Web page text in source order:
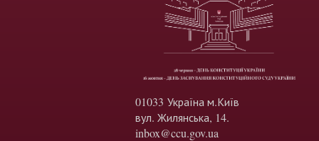
01033 Україна м.Київ
вул. Жилянська, 14.
inbox@ccu.gov.ua